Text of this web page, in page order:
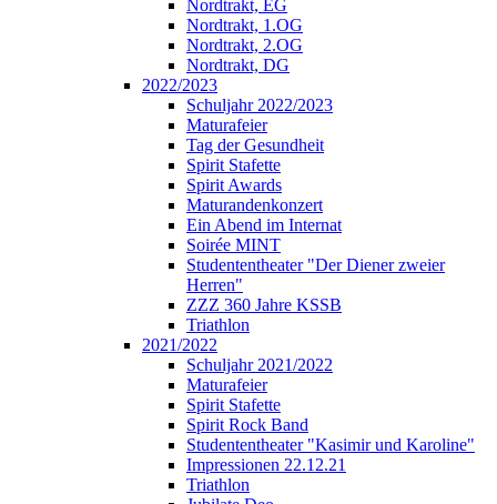
Nordtrakt, EG
Nordtrakt, 1.OG
Nordtrakt, 2.OG
Nordtrakt, DG
2022/2023
Schuljahr 2022/2023
Maturafeier
Tag der Gesundheit
Spirit Stafette
Spirit Awards
Maturandenkonzert
Ein Abend im Internat
Soirée MINT
Studententheater "Der Diener zweier
Herren"
ZZZ 360 Jahre KSSB
Triathlon
2021/2022
Schuljahr 2021/2022
Maturafeier
Spirit Stafette
Spirit Rock Band
Studententheater "Kasimir und Karoline"
Impressionen 22.12.21
Triathlon